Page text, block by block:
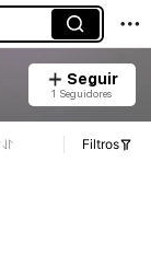
Seguir
1 Seguidores
Filtros